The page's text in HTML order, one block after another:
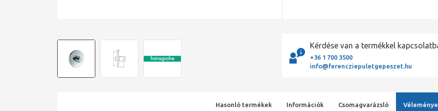
Kérdése van a termékkel
+36 1 700 3500
info@ferencziepuletgepeszet.hu
Hasonló termékek Információk Csomagvarázsló